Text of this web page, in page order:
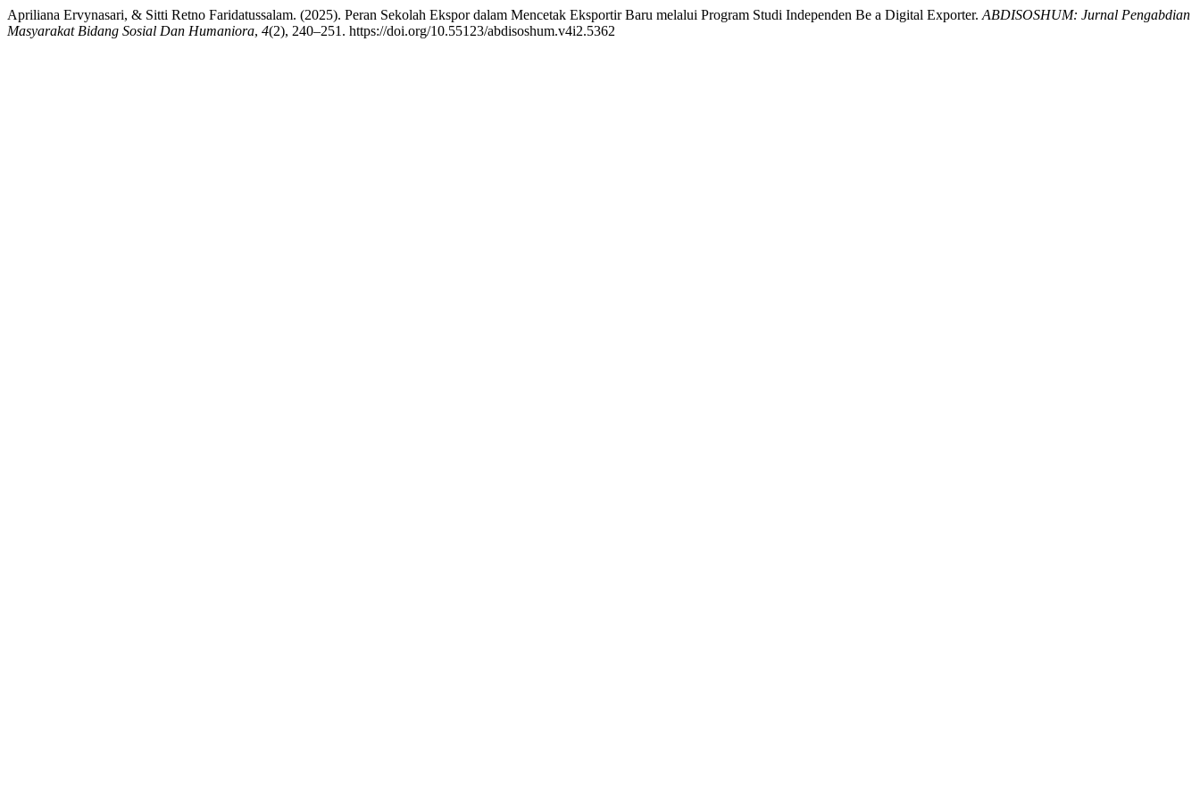
Apriliana Ervynasari, & Sitti Retno Faridatussalam. (2025). Peran Sekolah Ekspor dalam Mencetak Eksportir Baru melalui Program Studi Independen Be a Digital Exporter. ABDISOSHUM: Jurnal Pengabdian
Masyarakat Bidang Sosial Dan Humaniora, 4(2), 240–251. https://doi.org/10.55123/abdisoshum.v4i2.5362